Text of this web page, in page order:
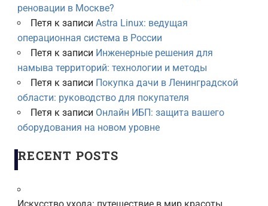
реновации в Москве?
Петя к записи Astra Linux: ведущая
операционная система в России
Петя к записи Инженерные решения для
намыва территорий: технологии и методы
Петя к записи Покупка дачи в Ленинградской
области: руководство для покупателя
Петя к записи Онлайн ИБП: защита вашего
оборудования на новом уровне
RECENT POSTS